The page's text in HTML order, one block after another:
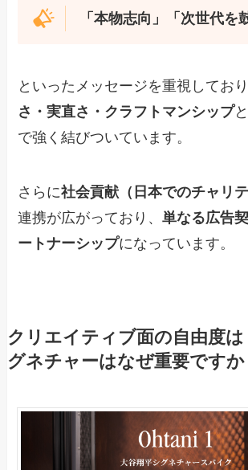
「本物志向」「次世代を
といったメッセージを重視してお
さ・実直さ・クラフトマンシップ
で強く結びついています。
さらに社会貢献（日本でのチャリテ
連携が広がっており、単なる広告
ートナーシップになっています。
クリエイティブ面の自由度
グネチャーはなぜ重要ですか